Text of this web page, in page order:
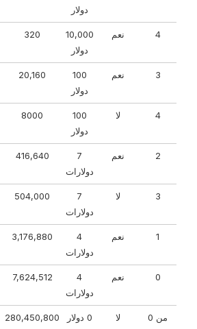
دولار
4 نعم
10,000
دولار
320
نعم
100
دولار
20,160
4
100
دولار
8000
نعم
دولارات
416,640
دولارات
504,000
نعم
دولارات
3,176,880
نعم
دولارات
7,624,512
من 0
280,450,800